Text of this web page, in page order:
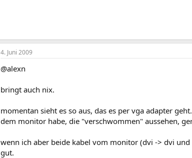
4. Juni 2009
@alexn
bringt auch nix.
momentan sieht es so aus, das es per vga adapter
dem monitor habe, die "verschwommen" aussehen,
wenn ich aber beide kabel vom monitor (dvi -> dvi
gut.